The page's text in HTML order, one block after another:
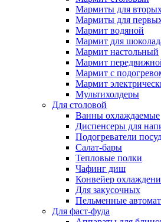
Мармиты для
Мармиты для
Мармит водяной
Мармит для
Мармит настольный
Мармит
Мармит с
Мармит
Мультихолдеры
Для столовой
Ванны охлаждаемые
Диспенсеры для
Подогреватели
Салат-бары
Тепловые полки
Чафинг диш
Конвейер
Для закусочных
Пельменные
Для фаст-фуда